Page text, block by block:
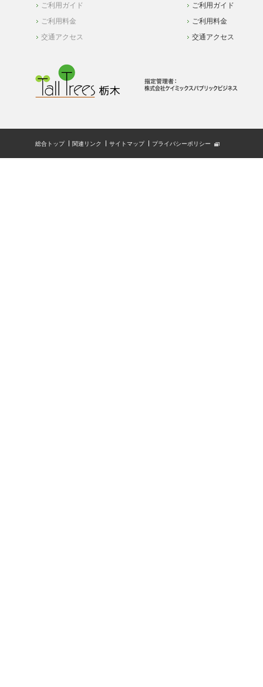
ご利用ガイド
ご利用料金
交通アクセス
ご利用ガイド
ご利用料金
交通アクセス
総合トップ 関連リンク サイトマップ プライバシーポリシー